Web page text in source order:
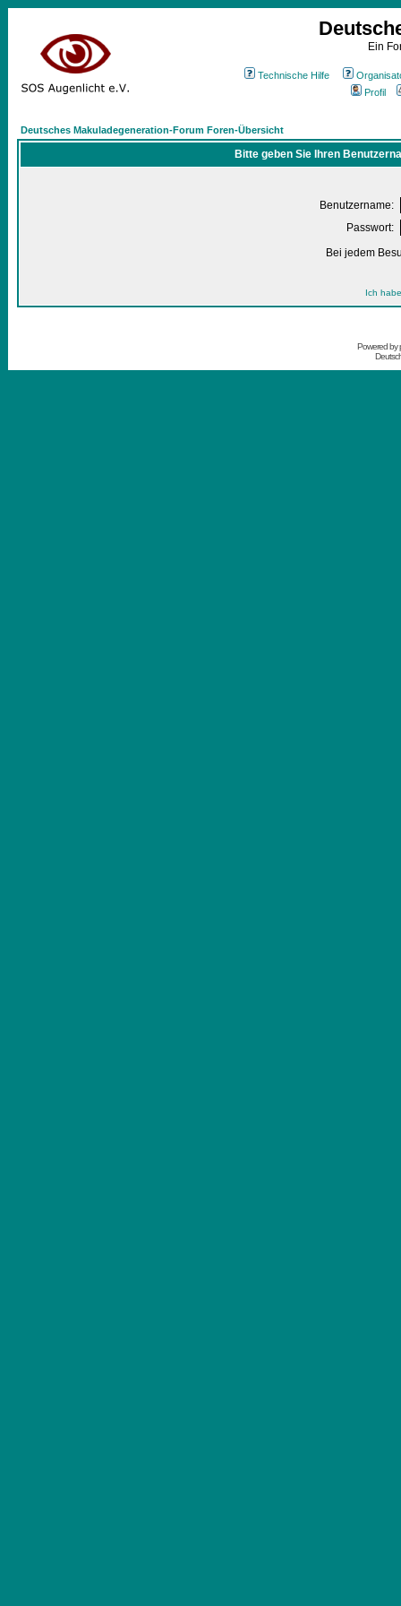
Ein
Technische Hilfe
Profil
Deutsches Makuladegeneration-Forum Foren-Übersicht
Bitte geben Sie Ihren
Benutzername:
Passwort:
Bei jedem
Ich
Powered by